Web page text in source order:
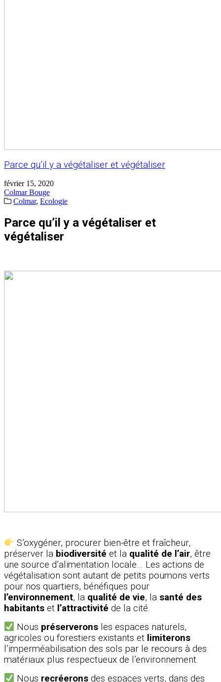
Parce qu’il y a végétaliser et végétaliser
février 15, 2020
Colmar Bouge
Colmar, Ecologie
Parce qu’il y a végétaliser et
végétaliser
S’oxygéner, procurer bien-être et fraîcheur,
préserver la biodiversité et la qualité de l’air, être
une source d’alimentation locale… Les actions de
végétalisation sont autant de petits poumons verts
pour nos quartiers, bénéfiques pour
l’environnement, la qualité de vie, la santé des
habitants et l’attractivité de la cité.
Nous préserverons les espaces naturels,
agricoles ou forestiers existants et limiterons
l’imperméabilisation des sols par le recours à des
matériaux plus respectueux de l’environnement.
Nous recréerons des espaces verts, dans des